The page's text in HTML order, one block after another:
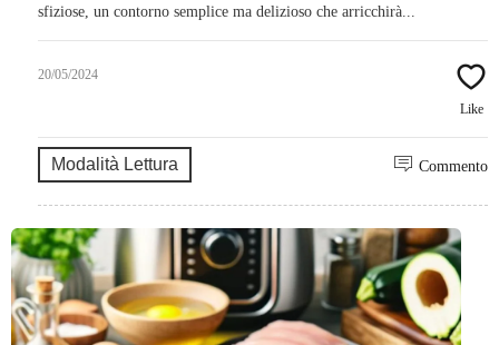
sfiziose, un contorno semplice ma delizioso che arricchirà...
20/05/2024
Like
Modalità Lettura Commento